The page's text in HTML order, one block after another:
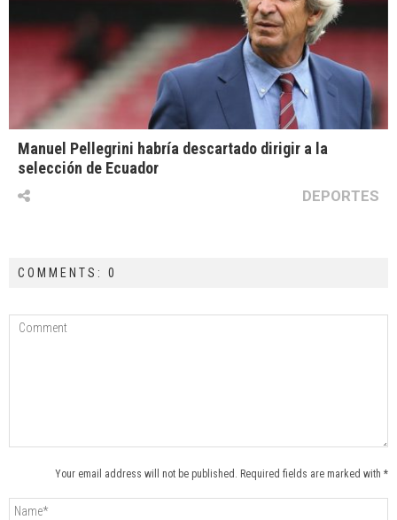
Manuel Pellegrini habría descartado dirigir a la
selección de Ecuador
DEPORTES
COMMENTS: 0
Your email address will not be published. Required fields are marked with *